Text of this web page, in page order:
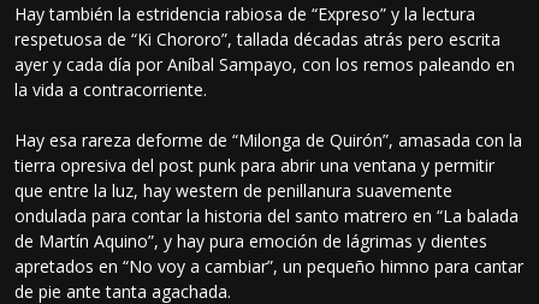
Hay también la estridencia rabiosa de “Expreso” y la lectura
respetuosa de “Ki Chororo”, tallada décadas atrás pero escrita
ayer y cada día por Aníbal Sampayo, con los remos paleando en
la vida a contracorriente.
Hay esa rareza deforme de “Milonga de Quirón”, amasada con la
tierra opresiva del post punk para abrir una ventana y permitir
que entre la luz, hay western de penillanura suavemente
ondulada para contar la historia del santo matrero en “La balada
de Martín Aquino”, y hay pura emoción de lágrimas y dientes
apretados en “No voy a cambiar”, un pequeño himno para cantar
de pie ante tanta agachada.